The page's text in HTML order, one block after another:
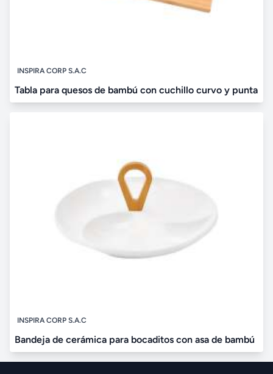
INSPIRA CORP S.A.C
Tabla para quesos de bambú con cuchillo curvo y punta
INSPIRA CORP S.A.C
Bandeja de cerámica para bocaditos con asa de bambú